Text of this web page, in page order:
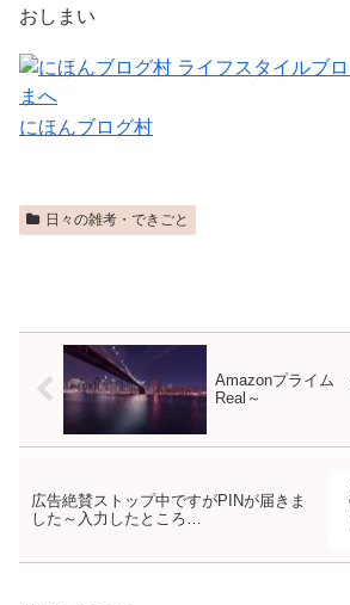
おしまい
にほんブログ村
日々の雑考・できごと
Amazonプライム
Real～
広告絶賛ストップ中ですがPINが届きま
した～入力したところ…